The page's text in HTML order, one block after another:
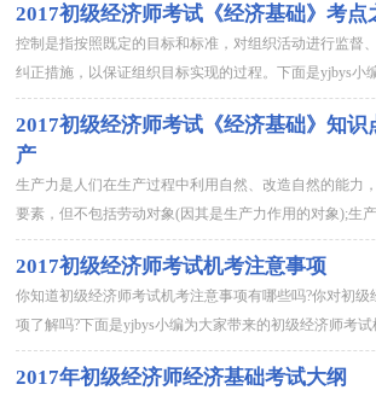
2017初级经济师考试《经济基础》考点
控制是指按照既定的目标和标准，对组织活动进行监督
纠正措施，以保证组织目标实现的过程。下面是yjbys小
制职能的知识，欢迎阅读。 一、控制工作概述 考试内容
2017初级经济师考试《经济基础》知识
产
生产力是人们在生产过程中利用自然、改造自然的能力
要素，但不包括劳动对象(因其是生产力作用的对象);生
力发展的主要标志。下面是yjbys小编为大家带来的关于
2017初级经济师考试机考注意事项
你知道初级经济师考试机考注意事项有哪些吗?你对初
项了解吗?下面是yjbys小编为大家带来的初级经济师考
读。 机考注意事项 1.试点地区： 北京市 吉林省 江苏省
2017年初级经济师经济基础考试大纲